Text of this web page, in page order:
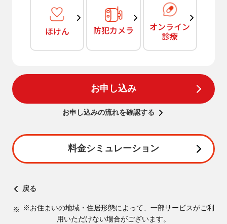
ほけん 防犯カメラ オンライン
診療
お申し込み
お申し込みの流れを確認する
料金シミュレーション
戻る
※お住まいの地域・住居形態によって、一部サービスがご利
用いただけない場合がございます。